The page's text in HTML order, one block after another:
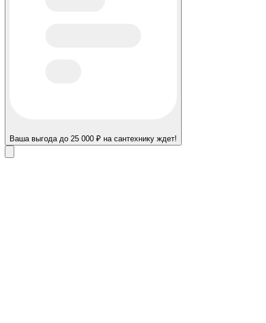
Ваша выгода до 25 000 ₽ на сантехнику ждет!